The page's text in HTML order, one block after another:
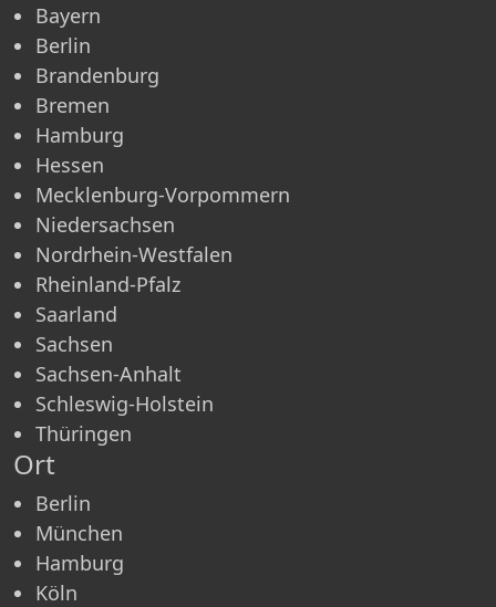
Bayern
Berlin
Brandenburg
Bremen
Hamburg
Hessen
Mecklenburg-Vorpommern
Niedersachsen
Nordrhein-Westfalen
Rheinland-Pfalz
Saarland
Sachsen
Sachsen-Anhalt
Schleswig-Holstein
Thüringen
Ort
Berlin
München
Hamburg
Köln